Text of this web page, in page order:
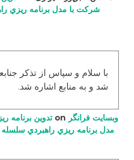
شرکت با مدل برنامه ریزي
با سلام و سپاس از تذکر
شد و به منابع اشاره شد.
وبسایت فرانگر
تدوین برنامه
مدل برنامه ریزي راهبردي